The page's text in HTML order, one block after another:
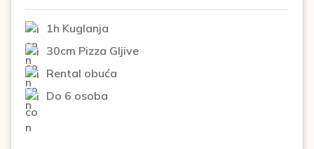
1h Kuglanja
30cm Pizza Gljive
Rental obuća
Do 6 osoba